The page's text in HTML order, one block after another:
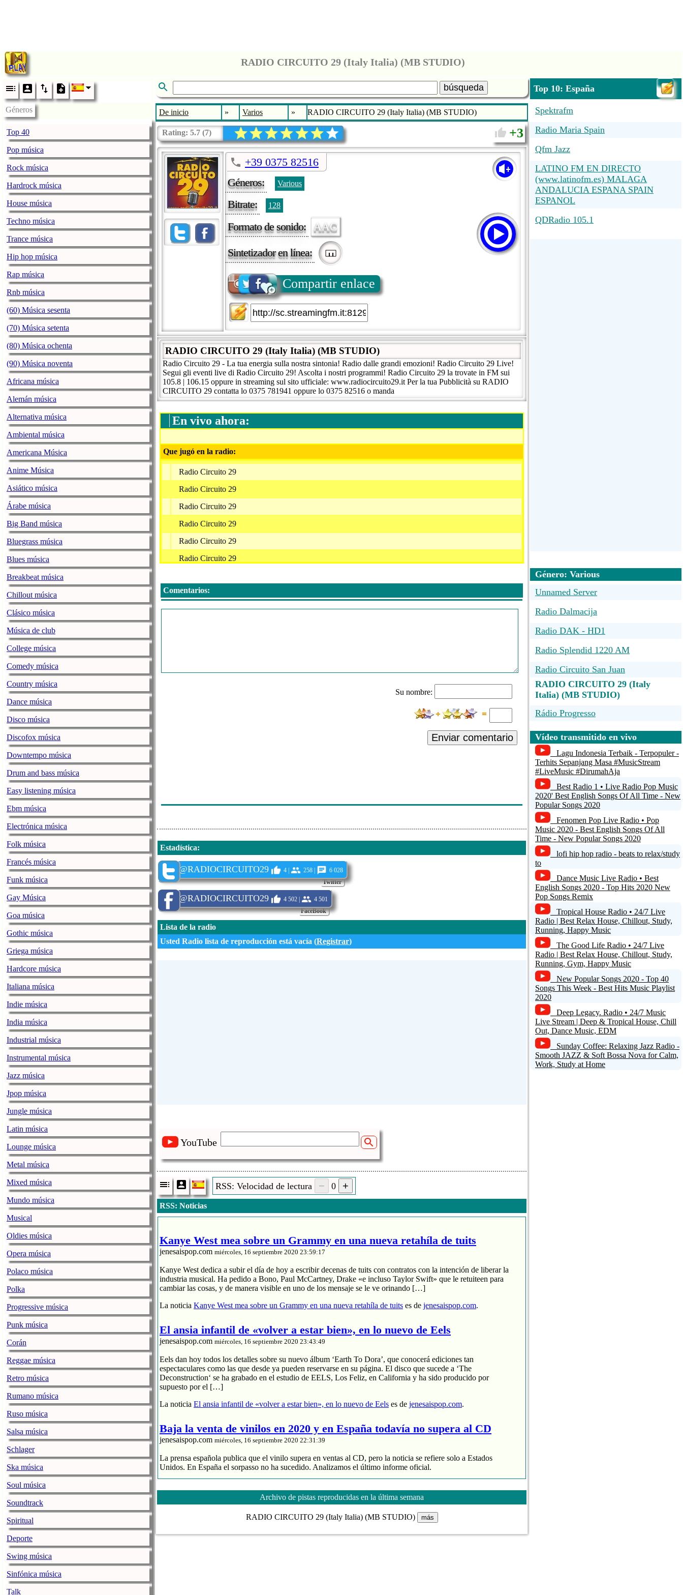
RADIO CIRCUITO 29 (Italy Italia) (MB STUDIO)
Géneros
Top 40
Pop música
Rock música
Hardrock música
House música
Techno música
Trance música
Hip hop música
Rap música
Rnb música
(60) Música sesenta
(70) Música setenta
(80) Música ochenta
(90) Música noventa
Africana música
Alemán música
Alternativa música
Ambiental música
Americana Música
Anime Música
Asiático música
Árabe música
Big Band música
Bluegrass música
Blues música
Breakbeat música
Chillout música
Clásico música
Música de club
College música
Comedy música
Country música
Dance música
Disco música
Discofox música
Downtempo música
Drum and bass música
Easy listening música
Ebm música
Electrónica música
Folk música
Francés música
Funk música
Gay Música
Goa música
Gothic música
Griega música
Hardcore música
Italiana música
Indie música
India música
Industrial música
Instrumental música
Jazz música
Jpop música
Jungle música
Latin música
Lounge música
Metal música
Mixed música
Mundo música
Musical
Oldies música
Opera música
Polaco música
Polka
Progressive música
Punk música
Corán
Reggae música
Retro música
Rumano música
Ruso música
Salsa música
Schlager
Ska música
Soul música
Soundtrack
Spiritual
Deporte
Swing música
Sinfónica música
Talk
búsqueda
De inicio » Varios » RADIO CIRCUITO 29 (Italy Italia) (MB STUDIO)
Rating: 5.7 (7) 3
+39 0375 82516
Géneros:
Various
Bitrate: 128
Formato de sonido: AAC
Sintetizador en línea:
Compartir enlace
RADIO CIRCUITO 29 (Italy Italia) (MB STUDIO)
Radio Circuito 29 - La tua energia sulla nostra sintonia! Radio dalle grandi emozioni! Radio Circuito 29 Live!
Segui gli eventi live di Radio Circuito 29! Ascolta i nostri programmi! Radio Circuito 29 la trovate in FM sui
105.8 | 106.15 oppure in streaming sul sito ufficiale: www.radiocircuito29.it Per la tua Pubblicità su RADIO
CIRCUITO 29 contatta lo 0375 781941 oppure lo 0375 82516 o manda
En vivo ahora:
Que jugó en la radio:
Radio Circuito 29
Radio Circuito 29
Radio Circuito 29
Radio Circuito 29
Radio Circuito 29
Radio Circuito 29
Radio Circuito 29
Radio Circuito 29
Comentarios:
Su nombre:
Enviar comentario
Estadística:
Twitter
@RADIOCIRCUITO29 4 | 258 | 6 028
FaceBook
@RADIOCIRCUITO29 4 502 | 4 501
Lista de la radio
Usted Radio lista de reproducción está vacía (Registrar)
YouTube
RSS: Velocidad de lectura 0
RSS: Noticias
Kanye West mea sobre un Grammy en una nueva retahíla de tuits
jenesaispop.com miércoles, 16 septiembre 2020 23:59:17
Kanye West dedica a subir el día de hoy a escribir decenas de tuits con contratos con la intención de liberar la
industria musical. Ha pedido a Bono, Paul McCartney, Drake «e incluso Taylor Swift» que le retuiteen para
cambiar las cosas, y de manera visible en uno de los mensaje se le ve orinando […]
La noticia Kanye West mea sobre un Grammy en una nueva retahíla de tuits es de jenesaispop.com.
El ansia infantil de «volver a estar bien», en lo nuevo de Eels
jenesaispop.com miércoles, 16 septiembre 2020 23:43:49
Eels dan hoy todos los detalles sobre su nuevo álbum ‘Earth To Dora’, que conocerá ediciones tan
espectaculares como las que desde ya pueden reservarse en su página. El disco que sucede a ‘The
Deconstruction‘ se ha grabado en el estudio de EELS, Los Feliz, en California y ha sido producido por
supuesto por el […]
La noticia El ansia infantil de «volver a estar bien», en lo nuevo de Eels es de jenesaispop.com.
Baja la venta de vinilos en 2020 y en España todavía no supera al CD
jenesaispop.com miércoles, 16 septiembre 2020 22:31:39
La prensa española publica que el vinilo supera en ventas al CD, pero la noticia se refiere solo a Estados
Unidos. En España el sorpasso no ha sucedido. Analizamos el último informe oficial.
El CD se hunde y divide entre 2 sus ventas
La industria de música grabada sube un 4% en España
Baja la venta de vinilos en 2020 y en España todavía no supera al CD es dejenesaispop.com
Archivo de pistas reproducidas en la última semana
RADIO CIRCUITO 29 (Italy Italia) (MB STUDIO) más
Top 10: España
Spektrafm
Radio Maria Spain
Qfm Jazz
LATINO FM EN DIRECTO
(www.latinofm.es) MALAGA
ANDALUCIA ESPANA SPAIN
ESPANOL
QDRadio 105.1
Género: Various
Unnamed Server
Radio Dalmacija
Radio DAK - HD1
Radio Splendid 1220 AM
Radio Circuito San Juan
RADIO CIRCUITO 29 (Italy
Italia) (MB STUDIO)
Rádio Progresso
HITRADIO CENTER - Prvi v
Sloveniji za hite
Para-X Radio Network
Unspecified name
Express Fm
Vídeo transmitido en vivo
Lagu Indonesia Terbaik - Terpopuler -
Terhits Sepanjang Masa #MusicStream
#LiveMusic #DirumahAja
Best Radio 1 • Live Radio Pop Music
2020' Best English Songs Of All Time - New
Popular Songs 2020
Fenomen Pop Live Radio • Pop
Music 2020 - Best English Songs Of All
Time - New Popular Songs 2020
lofi hip hop radio - beats to relax/study
to
Dance Music Live Radio • Best
English Songs 2020 - Top Hits 2020 New
Pop Songs Remix
Tropical House Radio • 24/7 Live
Radio | Best Relax House, Chillout, Study,
Running, Happy Music
The Good Life Radio • 24/7 Live
Radio | Best Relax House, Chillout, Study,
Running, Gym, Happy Music
New Popular Songs 2020 - Top 40
Songs This Week - Best Hits Music Playlist
2020
Deep Legacy. Radio • 24/7 Music
Live Stream | Deep & Tropical House, Chill
Out, Dance Music, EDM
Sunday Coffee: Relaxing Jazz Radio -
Smooth JAZZ & Soft Bossa Nova for Calm,
Work, Study at Home